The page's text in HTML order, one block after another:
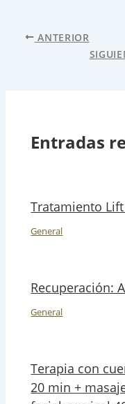
ANTERIOR
Entradas
Tratamiento
General
Recuperación:
General
Terapia con
20 min +